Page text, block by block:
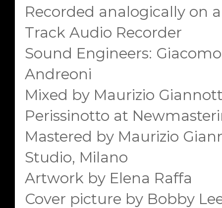
Recorded analogically on
Track Audio Recorder
Sound Engineers:
Andreoni
Mixed by Maurizio
Perissinotto at
Mastered by Maurizio
Studio, Milano
Artwork by Elena Raffa
Cover picture by Bobby